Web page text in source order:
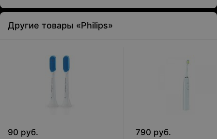
Другие товары «Philips»
90 руб. 790 руб.